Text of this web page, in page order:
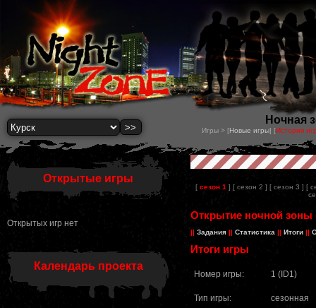
Ночная
Игры > [Новые игры] [История
Открытые игры
Открытых игр нет
Календарь проекта
[сезон 1] [ сезон 2 ] [ сезон 3 ] [
Открытие ночной зоны
Задания Статистика Итоги
Итоги игры
Номер игры: 1 (ID1)
Тип игры: сезонная